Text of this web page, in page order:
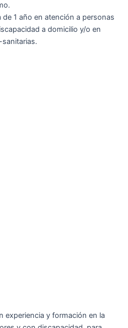
de 1 año en atención a personas
a domicilio y/o en
experiencia y formación en la